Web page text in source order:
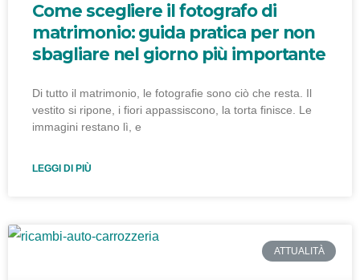
Come scegliere il fotografo di
matrimonio: guida pratica per non
sbagliare nel giorno più importante
Di tutto il matrimonio, le fotografie sono ciò che resta. Il
vestito si ripone, i fiori appassiscono, la torta finisce. Le
immagini restano lì, e
LEGGI DI PIÙ
ATTUALITÀ